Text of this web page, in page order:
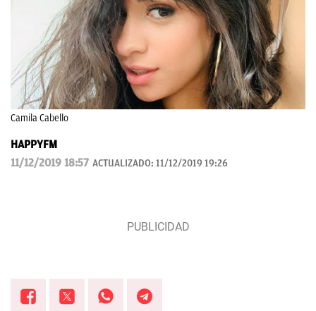
Camila Cabello
HAPPYFM
11/12/2019 18:57 ACTUALIZADO: 11/12/2019 19:26